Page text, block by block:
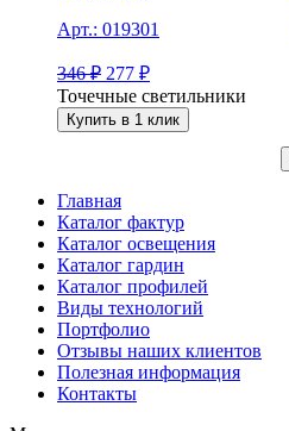
Арт.: 019301
346₽ 277 ₽
Точечные светильники
Купить в 1 клик
Главная
Каталог фактур
Каталог освещения
Каталог гардин
Каталог профилей
Виды технологий
Портфолио
Отзывы наших клиентов
Полезная информация
Контакты